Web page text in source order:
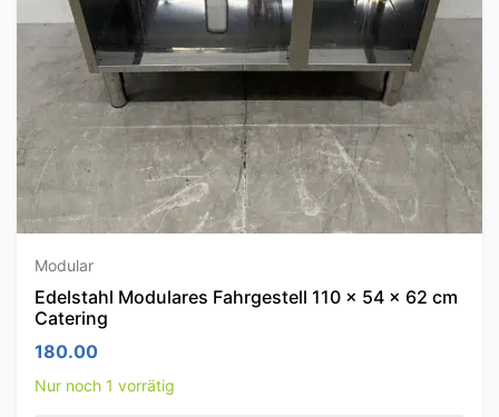
Modular
Edelstahl Modulares Fahrgestell 110 x 54 x 62 cm
Catering
180.00
Nur noch 1 vorrätig